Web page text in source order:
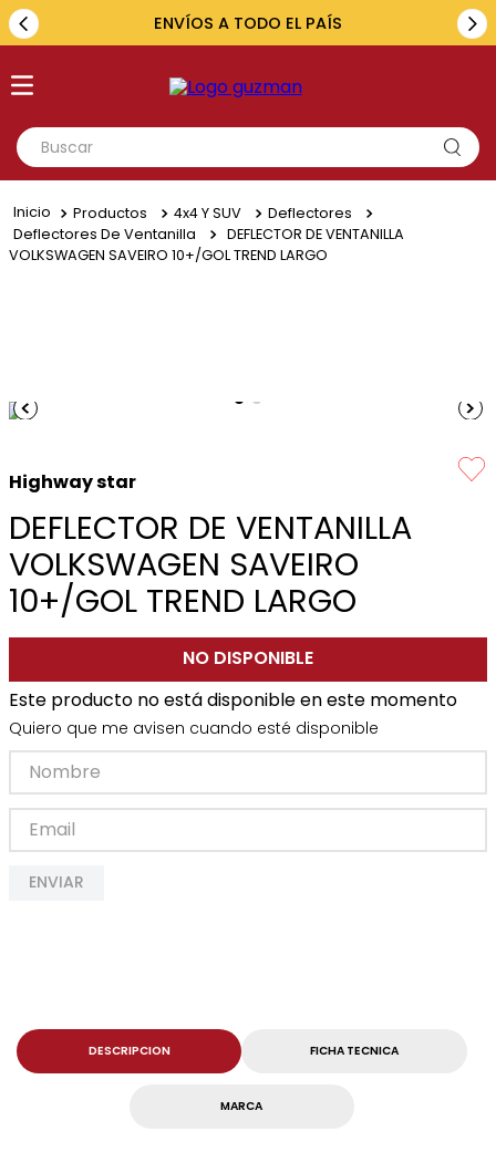
ENVÍOS A TODO EL PAÍS
Buscar
1.
toyota
Productos 4x4 Y SUV
Deflectores
Deflectores De Ventanilla
DEFLECTOR DE VENTANILLA
VOLKSWAGEN SAVEIRO 10+/GOL TREND LARGO
Highway star
DEFLECTOR DE VENTANILLA
VOLKSWAGEN SAVEIRO
10+/GOL TREND LARGO
NO DISPONIBLE
Este producto no está disponible en este momento
Quiero que me avisen cuando esté disponible
ENVIAR
DESCRIPCION FICHA TECNICA
MARCA